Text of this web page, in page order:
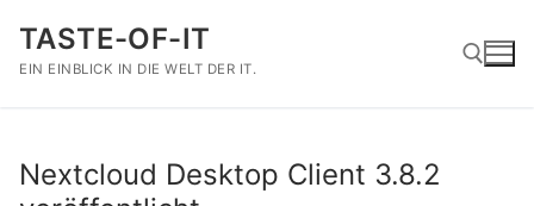
Inhalt
springen
TASTE-OF-IT
EIN EINBLICK IN DIE WELT DER IT.
Nextcloud Desktop Client 3.8.2